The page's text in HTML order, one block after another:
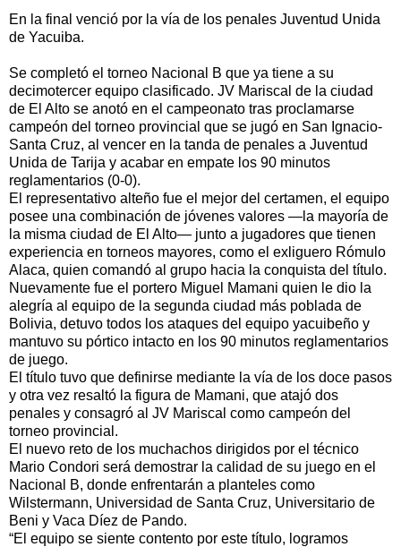
En la final venció por la vía de los penales Juventud Unida
de Yacuiba.
Se completó el torneo Nacional B que ya tiene a su
decimotercer equipo clasificado. JV Mariscal de la ciudad
de El Alto se anotó en el campeonato tras proclamarse
campeón del torneo provincial que se jugó en San Ignacio-
Santa Cruz, al vencer en la tanda de penales a Juventud
Unida de Tarija y acabar en empate los 90 minutos
reglamentarios (0-0).
El representativo alteño fue el mejor del certamen, el equipo
posee una combinación de jóvenes valores —la mayoría de
la misma ciudad de El Alto— junto a jugadores que tienen
experiencia en torneos mayores, como el exliguero Rómulo
Alaca, quien comandó al grupo hacia la conquista del título.
Nuevamente fue el portero Miguel Mamani quien le dio la
alegría al equipo de la segunda ciudad más poblada de
Bolivia, detuvo todos los ataques del equipo yacuibeño y
mantuvo su pórtico intacto en los 90 minutos reglamentarios
de juego.
El título tuvo que definirse mediante la vía de los doce pasos
y otra vez resaltó la figura de Mamani, que atajó dos
penales y consagró al JV Mariscal como campeón del
torneo provincial.
El nuevo reto de los muchachos dirigidos por el técnico
Mario Condori será demostrar la calidad de su juego en el
Nacional B, donde enfrentarán a planteles como
Wilstermann, Universidad de Santa Cruz, Universitario de
Beni y Vaca Díez de Pando.
“El equipo se siente contento por este título, logramos